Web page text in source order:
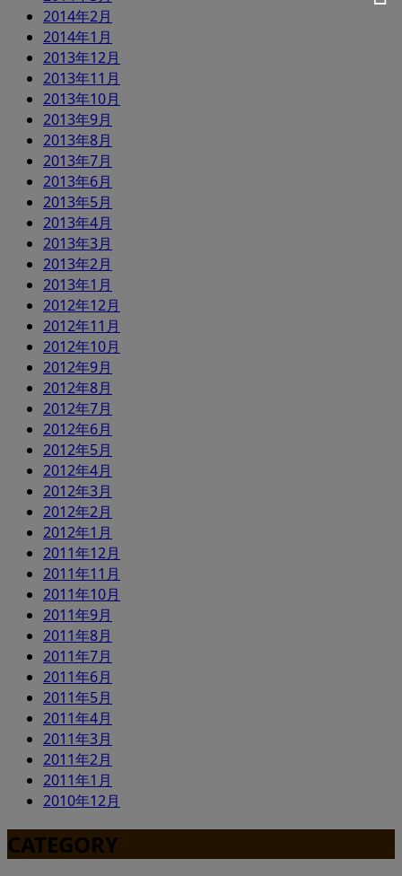
2014年2月
2014年1月
2013年12月
2013年11月
2013年10月
2013年9月
2013年8月
2013年7月
2013年6月
2013年5月
2013年4月
2013年3月
2013年2月
2013年1月
2012年12月
2012年11月
2012年10月
2012年9月
2012年8月
2012年7月
2012年6月
2012年5月
2012年4月
2012年3月
2012年2月
2012年1月
2011年12月
2011年11月
2011年10月
2011年9月
2011年8月
2011年7月
2011年6月
2011年5月
2011年4月
2011年3月
2011年2月
2011年1月
2010年12月
CATEGORY